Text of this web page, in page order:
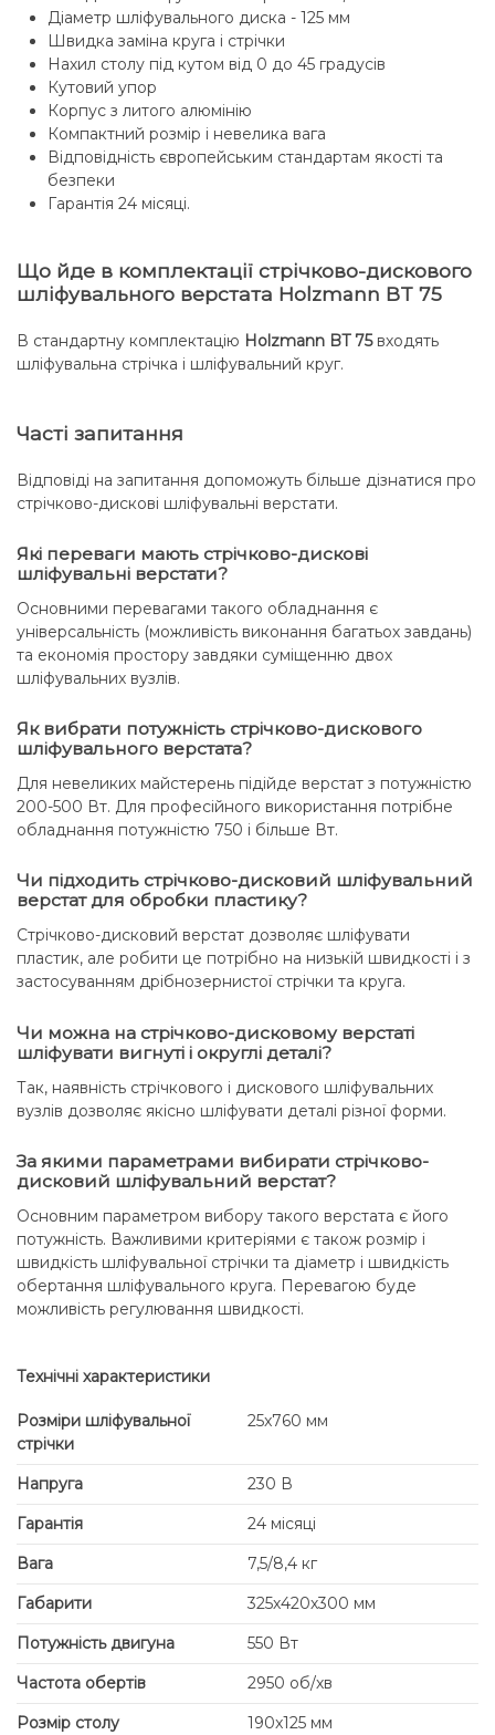
Діаметр шліфувального диска - 125 мм
Швидка заміна круга і стрічки
Нахил столу під кутом від 0 до 45 градусів
Кутовий упор
Корпус з литого алюмінію
Компактний розмір і невелика вага
Відповідність європейським стандартам якості та
безпеки
Гарантія 24 місяці.
Що йде в комплектації стрічково-дискового
шліфувального верстата Holzmann BT 75
В стандартну комплектацію Holzmann BT 75входять
шліфувальна стрічка і шліфувальний круг.
Часті запитання
Відповіді на запитання допоможуть більше дізнатися про
стрічково-дискові шліфувальні верстати.
Які переваги мають стрічково-дискові
шліфувальні верстати?
Основними перевагами такого обладнання є
універсальність (можливість виконання багатьох завдань)
та економія простору завдяки суміщенню двох
шліфувальних вузлів.
Як вибрати потужність стрічково-дискового
шліфувального верстата?
Для невеликих майстерень підійде верстат з потужністю
200-500 Вт. Для професійного використання потрібне
обладнання потужністю 750 і більше Вт.
Чи підходить стрічково-дисковий шліфувальний
верстат для обробки пластику?
Стрічково-дисковий верстат дозволяє шліфувати
пластик, але робити це потрібно на низькій швидкості і з
застосуванням дрібнозернистої стрічки та круга.
Чи можна на стрічково-дисковому верстаті
шліфувати вигнуті і округлі деталі?
Так, наявність стрічкового і дискового шліфувальних
вузлів дозволяє якісно шліфувати деталі різної форми.
За якими параметрами вибирати стрічково-
дисковий шліфувальний верстат?
Основним параметром вибору такого верстата є його
потужність. Важливими критеріями є також розмір і
швидкість шліфувальної стрічки та діаметр і швидкість
обертання шліфувального круга. Перевагою буде
можливість регулювання швидкості.
Технічні характеристики
Розміри шліфувальної
стрічки
25x760 мм
Напруга
230 В
Гарантія
24 місяці
Вага
7,5/8,4 кг
Габарити
325х420х300 мм
Потужність двигуна
550 Вт
Частота обертів
2950 об/хв
Розмір столу
190x125 мм